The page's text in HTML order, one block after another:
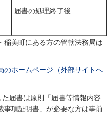
届書の処理終了後
稲美町にある方の管轄法務局は
のホームページ（外部サイトへ
届書は原則「届書等情報内容
事項証明書」が必要な方は事前